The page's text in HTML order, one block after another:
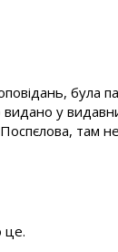
була
у
там
це.